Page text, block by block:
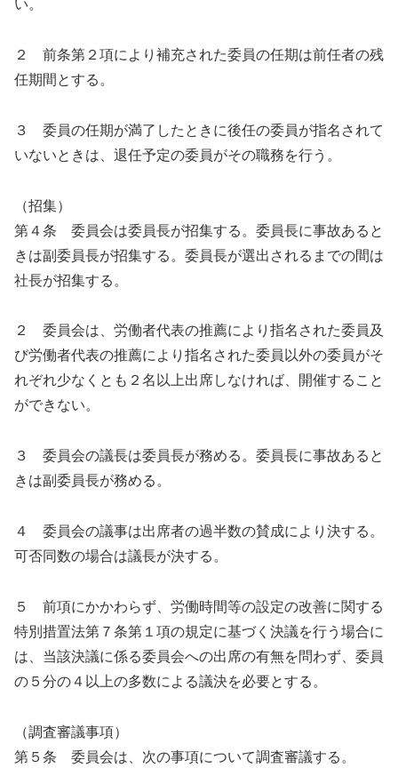
い。
２ 前条第２項により補充された委員の任期は前任者の残
任期間とする。
３ 委員の任期が満了したときに後任の委員が指名されて
いないときは、退任予定の委員がその職務を行う。
（招集）
第４条 委員会は委員長が招集する。委員長に事故あると
きは副委員長が招集する。委員長が選出されるまでの間は
社長が招集する。
２ 委員会は、労働者代表の推薦により指名された委員及
び労働者代表の推薦により指名された委員以外の委員がそ
れぞれ少なくとも２名以上出席しなければ、開催すること
ができない。
３ 委員会の議長は委員長が務める。委員長に事故あると
きは副委員長が務める。
４ 委員会の議事は出席者の過半数の賛成により決する。
可否同数の場合は議長が決する。
５ 前項にかかわらず、労働時間等の設定の改善に関する
特別措置法第７条第１項の規定に基づく決議を行う場合に
は、当該決議に係る委員会への出席の有無を問わず、委員
の５分の４以上の多数による議決を必要とする。
（調査審議事項）
第５条 委員会は、次の事項について調査審議する。